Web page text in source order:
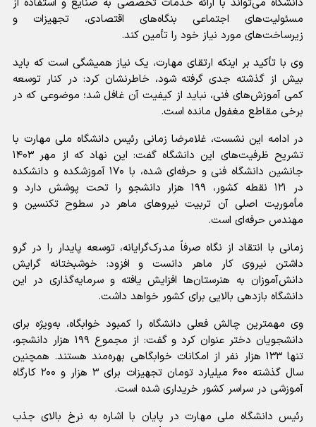
مسئولیت‌های اجتماعی بنگاه‌های اقتصادی، تجهیزات و
زیرساخت‌های مورد نیاز خود را تأمین کند.
وی با تأکید بر اینکه ارتقای مهارت، یک نیاز همیشگی است که باید
بیش از گذشته جدی گرفته شود، خاطرنشان کرد: در کنار توسعه
کمی آموزش‌های فنی، نباید از کیفیت آن غافل شد؛ موضوعی که در
برخی مقاطع مغفول مانده است.
در ادامه این نشست، غلامرضا زمانی رئیس دانشگاه ملی مهارت با
تشریح ظرفیت‌های این دانشگاه گفت: این نهاد که از مهر ۱۴۰۳
جانشین دانشگاه فنی و حرفه‌ای شده، با ۱۷۰ آموزشکده و دانشکده
در ۱۲۱ نقطه کشور، ۱۹۹ هزار دانشجو را تحت پوشش دارد و
مأموریت اصلی آن تربیت نیروهای ماهر در سطوح تکنسین و
مهندس حرفه‌ای است.
زمانی با انتقاد از نگاه صرفاً مدرک‌گرایانه، توسعه پایدار را در گرو
داشتن نیروی کار ماهر دانست و افزود: خوشبختانه گرایش
دانش‌آموزان به هنرستان‌ها افزایش یافته و سرمایه‌گذاری در این
دانشگاه بازدهی بالایی برای کشور خواهد داشت.
وی مهمترین چالش فعلی دانشگاه را کمبود خوابگاه، به‌ویژه برای
دانشجویان دختر عنوان کرد و گفت: از مجموع ۱۹۹ هزار دانشجو،
تنها ۱۳۳ هزار نفر از امکانات خوابگاهی بهره‌مند هستند. همچنین
سال گذشته ۶۰۰ میلیارد تومان تجهیزات برای ۳ هزار و ۲۰۰ کارگاه
آموزشی در سراسر کشور خریداری شده است.
رئیس دانشگاه ملی مهارت در پایان با اشاره به نرخ بالای جذب